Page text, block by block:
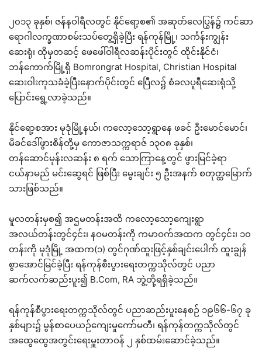
၂၀၁၃ ခုနှစ်၊ ဇန်နဝါရီလတွင် နိုင်ရော့စ၏ အဆုတ်လေပြွန်၌ ကင်ဆာ
ရောဂါလက္ခဏာစမ်းသပ်တွေ့ရှိခဲ့ပြီး ရန်ကုန်မြို့၊ သင်္ကန်းကျွန်း
ဆေးရုံ၊ ထိုမှတဆင့် ဖေဖေါ်ဝါရီလဆန်းပိုင်းတွင် ထိုင်းနိုင်ငံ၊
ဘန်ကောက်မြို့ရှိ Bomrongrat Hospital, Christian Hospital
ဆေးဝါးကုသခံခဲ့ပြီးနောက်ပိုင်းတွင် ဧပြီလ၌ စံခလပူရီဆေးရုံသို့
ပြောင်းရွေ့လာခဲ့သည်။
နိုင်ရော့စအား မုဒုံမြို့နယ်၊ ကလော့သော့ရွာနေ ဖခင် ဦးမောင်မောင်၊
မိခင်ဒေါ်ဖွားစိန်တို့မှ ကောဇာသက္ကရာဇ် ၁၃၀၈ ခုနှစ်၊
တန်ဆောင်မုန်းလဆန်း ၈ ရက် သောကြာနေ့တွင် ဖွားမြင်ခဲ့ရာ
ငယ်နာမည် မင်းဆွေရင် ဖြစ်ပြီး မွေးချင်း ၅ ဦးအနက် စတုတ္ထမြောက်
သားဖြစ်သည်။
မူလတန်းမှစ၍ အဌမတန်းအထိ ကလော့သော့ကျေးရွာ
အလယ်တန်းတွင်၄င်း၊ နဝမတန်းကို ကမာဝက်အထက တွင်၄င်း၊ ၁၀
တန်းကို မုဒုံမြို့ အထက(၁) တွင်ဂုဏ်ထူးဖြင့်နှစ်ချင်းပေါက် ထူးချွန်
စွာအောင်မြင်ခဲ့ပြီး ရန်ကုန်စီးပွားရေးတက္ကသိုလ်တွင် ပညာ
ဆက်လက်ဆည်းပူး၍ B.Com, RA ဘွဲ့တို့ရရှိခဲ့သည်။
ရန်ကုန်စီပွားရေးတက္ကသိုလ်တွင် ပညာဆည်းပူးနေစဉ် ၁၉၆၆-၆၇ ခု
နှစ်များ၌ မွန်စာပေယဉ်ကျေးမှုကော်မတီ၊ ရန်ကုန်တက္ကသိုလ်တွင်
အထွေထွေအတွင်းရေးမှူးတာဝန် ၂ နှစ်ထမ်းဆောင်ခဲ့သည်။